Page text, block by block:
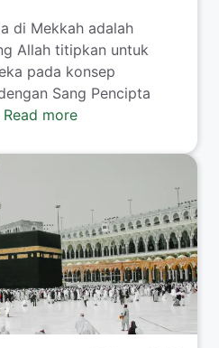
di Mekkah adalah
Allah titipkan untuk
pada konsep
Sang Pencipta
Read more